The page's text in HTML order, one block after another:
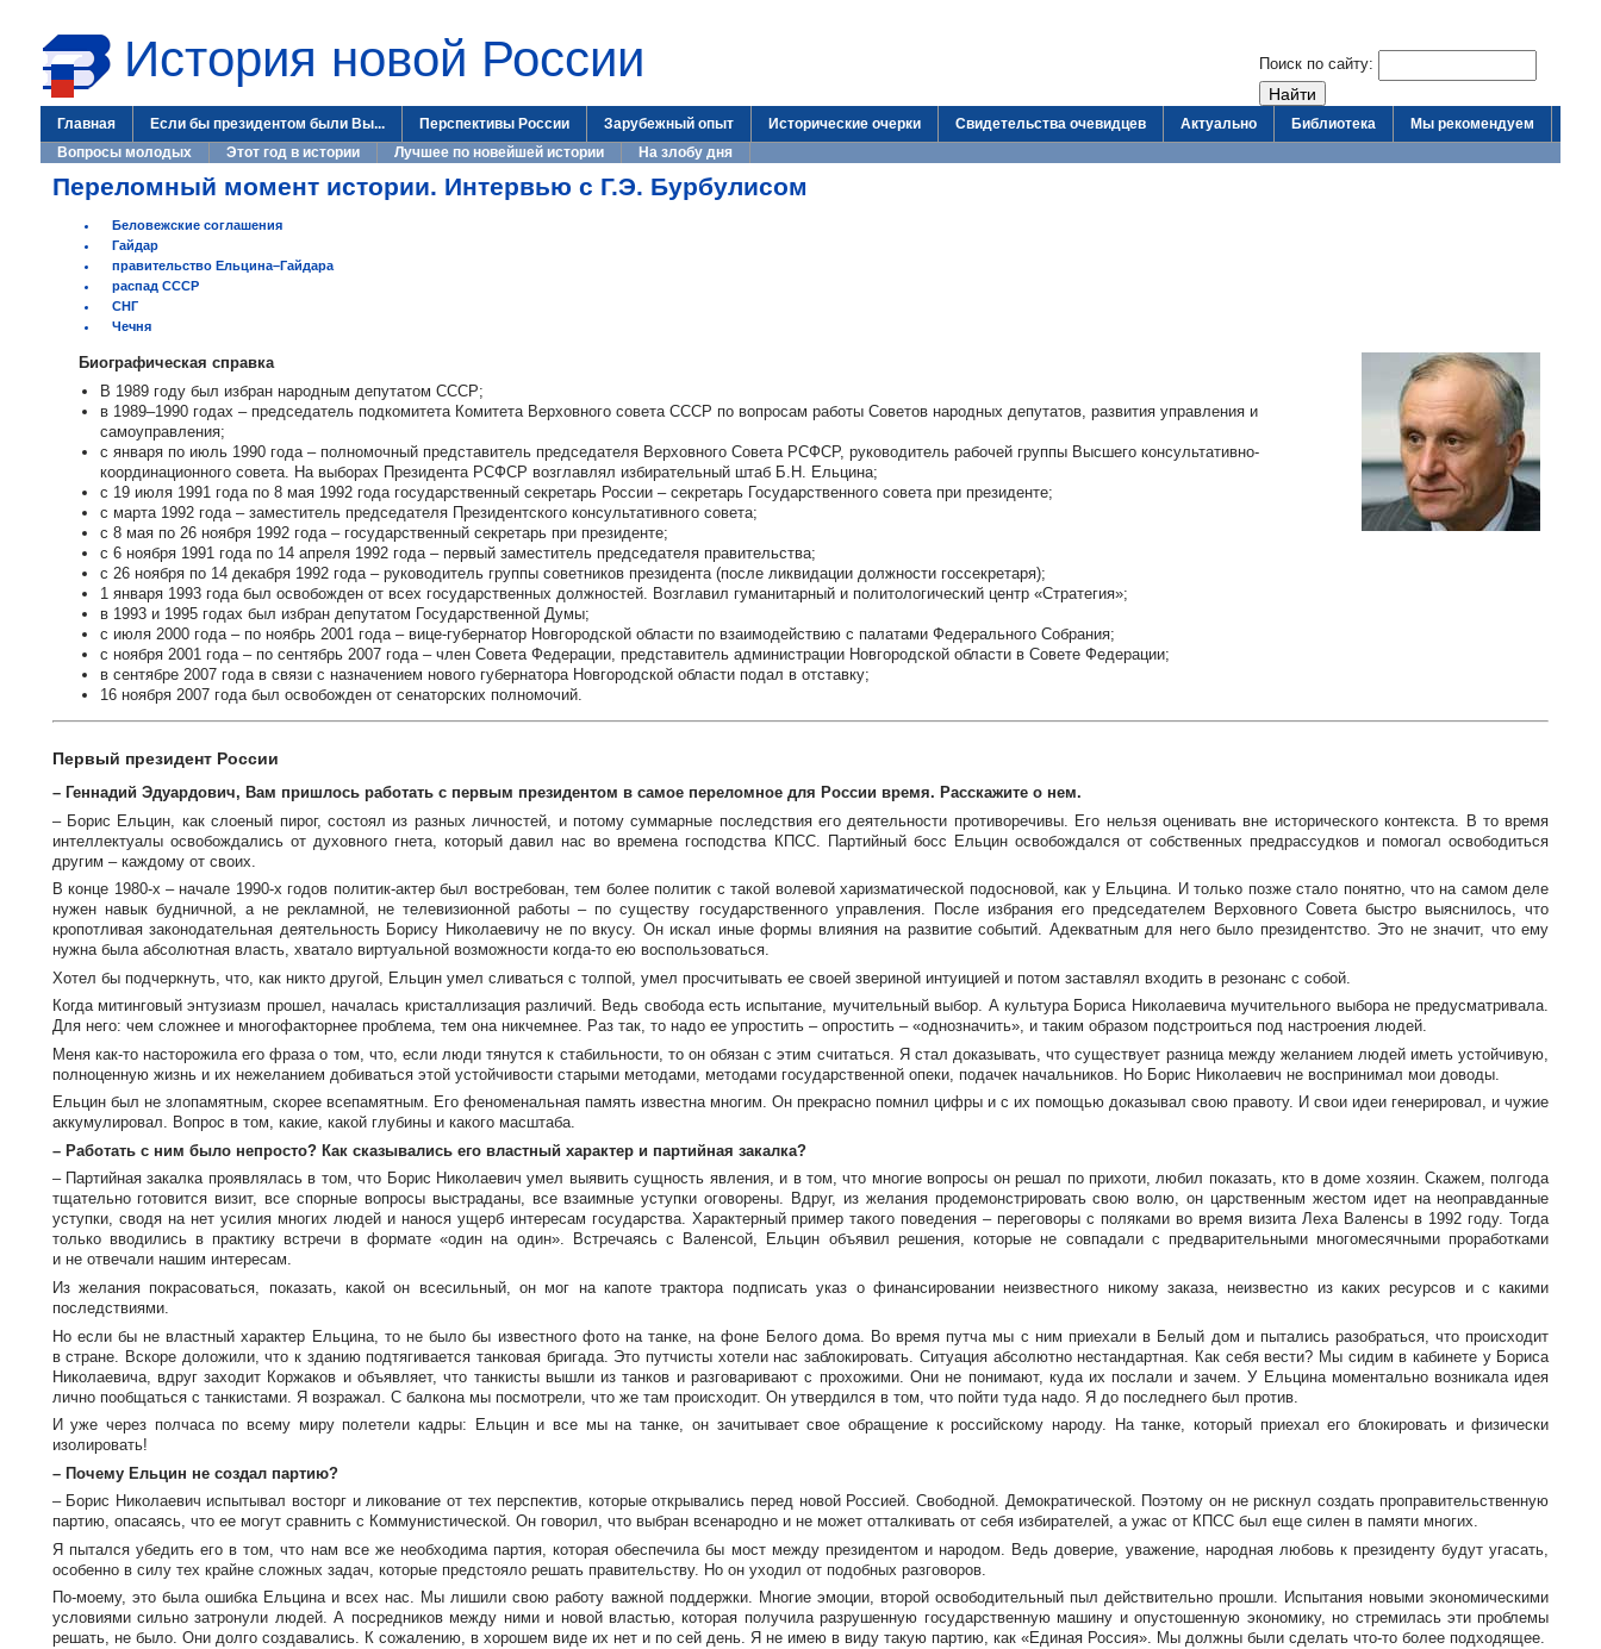
Поиск по сайту:
История новой России
Главная Если бы президентом были Вы... Перспективы России Зарубежный опыт Исторические очерки Свидетельства очевидцев Актуально Библиотека
Мы рекомендуем
Вопросы молодых
Этот год в истории Лучшее по новейшей истории На злобу дня
Переломный момент истории. Интервью с Г.Э. Бурбулисом
Беловежские соглашения
Гайдар
правительство Ельцина–Гайдара
распад СССР
СНГ
Чечня
Биографическая справка
В 1989 году был избран народным депутатом СССР;
в 1989–1990 годах – председатель подкомитета Комитета Верховного совета СССР по вопросам работы Советов народных депутатов, развития управления и
самоуправления;
с января по июль 1990 года – полномочный представитель председателя Верховного Совета РСФСР, руководитель рабочей группы Высшего консультативно-
координационного совета. На выборах Президента РСФСР возглавлял избирательный штаб Б.Н. Ельцина;
с 19 июля 1991 года по 8 мая 1992 года государственный секретарь России – секретарь Государственного совета при президенте;
с марта 1992 года – заместитель председателя Президентского консультативного совета;
с 8 мая по 26 ноября 1992 года – государственный секретарь при президенте;
с 6 ноября 1991 года по 14 апреля 1992 года – первый заместитель председателя правительства;
с 26 ноября по 14 декабря 1992 года – руководитель группы советников президента (после ликвидации должности госсекретаря);
1 января 1993 года был освобожден от всех государственных должностей. Возглавил гуманитарный и политологический центр «Стратегия»;
в 1993 и 1995 годах был избран депутатом Государственной Думы;
с июля 2000 года – по ноябрь 2001 года – вице-губернатор Новгородской области по взаимодействию с палатами Федерального Собрания;
с ноября 2001 года – по сентябрь 2007 года – член Совета Федерации, представитель администрации Новгородской области в Совете Федерации;
в сентябре 2007 года в связи с назначением нового губернатора Новгородской области подал в отставку;
16 ноября 2007 года был освобожден от сенаторских полномочий.
Первый президент России
– Геннадий Эдуардович, Вам пришлось работать с первым президентом в самое переломное для России время. Расскажите о нем.
– Борис Ельцин, как слоеный пирог, состоял из разных личностей, и потому суммарные последствия его деятельности противоречивы. Его нельзя оценивать вне исторического контекста. В то время
интеллектуалы освобождались от духовного гнета, который давил нас во времена господства КПСС. Партийный босс Ельцин освобождался от собственных предрассудков и помогал освободиться
другим – каждому от своих.
В конце 1980-х – начале 1990-х годов политик-актербыл востребован, тем более политик с такой волевой харизматической подосновой, как у Ельцина. И только позже стало понятно, что на самом деле
нужен навык будничной, а не рекламной, не телевизионной работы – по существу государственного управления. После избрания его председателем Верховного Совета быстро выяснилось, что
кропотливая законодательная деятельность Борису Николаевичу не по вкусу. Он искал иные формы влияния на развитие событий. Адекватным для него было президентство. Это не значит, что ему
нужна была абсолютная власть, хватало виртуальной возможности когда-тоею воспользоваться.
Хотел бы подчеркнуть, что, как никто другой, Ельцин умел сливаться с толпой, умел просчитывать ее своей звериной интуицией и потом заставлял входить в резонанс с собой.
Когда митинговый энтузиазм прошел, началась кристаллизация различий. Ведь свобода есть испытание, мучительный выбор. А культура Бориса Николаевича мучительного выбора не предусматривала.
Для него: чем сложнее и многофакторнее проблема, тем она никчемнее. Раз так, то надо ее упростить – опростить – «однозначить», и таким образом подстроиться под настроения людей.
Меня как-тонасторожила его фраза о том, что, если люди тянутся к стабильности, то он обязан с этим считаться. Я стал доказывать, что существует разница между желанием людей иметь устойчивую,
полноценную жизнь и их нежеланием добиваться этой устойчивости старыми методами, методами государственной опеки, подачек начальников. Но Борис Николаевич не воспринимал мои доводы.
Ельцин был не злопамятным, скорее всепамятным. Его феноменальная память известна многим. Он прекрасно помнил цифры и с их помощью доказывал свою правоту. И свои идеи генерировал, и чужие
аккумулировал. Вопрос в том, какие, какой глубины и какого масштаба.
– Работать с ним было непросто? Как сказывались его властный характер и партийная закалка?
– Партийная закалка проявлялась в том, что Борис Николаевич умел выявить сущность явления, и в том, что многие вопросы он решал по прихоти, любил показать, кто в доме хозяин. Скажем, полгода
тщательно готовится визит, все спорные вопросы выстраданы, все взаимные уступки оговорены. Вдруг, из желания продемонстрировать свою волю, он царственным жестом идет на неоправданные
уступки, сводя на нет усилия многих людей и нанося ущерб интересам государства. Характерный пример такого поведения – переговоры с поляками во время визита Леха Валенсы в 1992 году. Тогда
только вводились в практику встречи в формате «один на один». Встречаясь с Валенсой, Ельцин объявил решения, которые не совпадали с предварительными многомесячными проработками
и не отвечали нашим интересам.
Из желания покрасоваться, показать, какой он всесильный, он мог на капоте трактора подписать указ о финансировании неизвестного никому заказа, неизвестно из каких ресурсов и с какими
последствиями.
Но если бы не властный характер Ельцина, то не было бы известного фото на танке, на фоне Белого дома. Во время путча мы с ним приехали в Белый дом и пытались разобраться, что происходит
в стране. Вскоре доложили, что к зданию подтягивается танковая бригада. Это путчисты хотели нас заблокировать. Ситуация абсолютно нестандартная. Как себя вести? Мы сидим в кабинете у Бориса
Николаевича, вдруг заходит Коржаков и объявляет, что танкисты вышли из танков и разговаривают с прохожими. Они не понимают, куда их послали и зачем. У Ельцина моментально возникала идея
лично пообщаться с танкистами. Я возражал. С балкона мы посмотрели, что же там происходит. Он утвердился в том, что пойти туда надо. Я до последнего был против.
И уже через полчаса по всему миру полетели кадры: Ельцин и все мы на танке, он зачитывает свое обращение к российскому народу. На танке, который приехал его блокировать и физически
изолировать!
– Почему Ельцин не создал партию?
– Борис Николаевич испытывал восторг и ликование от тех перспектив, которые открывались перед новой Россией. Свободной. Демократической. Поэтому он не рискнул создать проправительственную
партию, опасаясь, что ее могут сравнить с Коммунистической. Он говорил, что выбран всенародно и не может отталкивать от себя избирателей, а ужас от КПСС был еще силен в памяти многих.
Я пытался убедить его в том, что нам все же необходима партия, которая обеспечила бы мост между президентом и народом. Ведь доверие, уважение, народная любовь к президенту будут угасать,
особенно в силу тех крайне сложных задач, которые предстояло решать правительству. Но он уходил от подобных разговоров.
По-моему, это была ошибка Ельцина и всех нас. Мы лишили свою работу важной поддержки. Многие эмоции, второй освободительный пыл действительно прошли. Испытания новыми экономическими
условиями сильно затронули людей. А посредников между ними и новой властью, которая получила разрушенную государственную машину и опустошенную экономику, но стремилась эти проблемы
решать, не было. Они долго создавались. К сожалению, в хорошем виде их нет и по сей день. Я не имею в виду такую партию, как «Единая Россия». Мы должны были сделать что-тоболее подходящее.